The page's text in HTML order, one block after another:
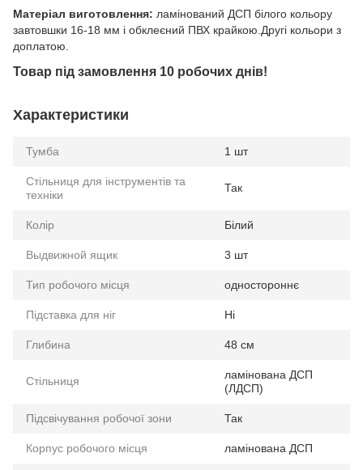
Матеріал виготовлення: ламінований ДСП білого кольору
завтовшки 16-18 мм і обклеєний ПВХ крайкою.Другі кольори з
доплатою.
Товар під замовлення 10 робочих днів!
Характеристики
Тумба 1 шт
Стільниця для інструментів та
техніки
Так
Колір Білий
Выдвижной ящик 3 шт
Тип робочого місця одностороннє
Підставка для ніг Ні
Глибина 48 см
Стільниця
ламінована ДСП
(ЛДСП)
Підсвічування робочої зони Так
Корпус робочого місця ламінована ДСП